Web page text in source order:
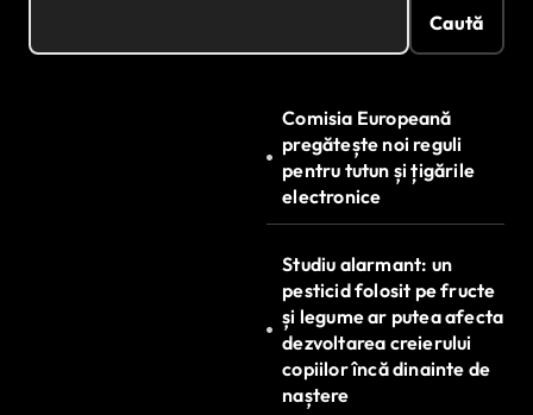
Caută
Comisia Europeană
pregătește noi reguli
pentru tutun și țigările
electronice
Studiu alarmant: un
pesticid folosit pe fructe
și legume ar putea afecta
dezvoltarea creierului
copiilor încă dinainte de
naștere